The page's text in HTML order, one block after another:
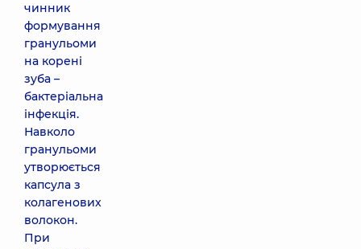
чинник
формування
гранульоми
на корені
зуба –
бактеріальна
інфекція.
Навколо
гранульоми
утворюється
капсула з
колагенових
волокон.
При